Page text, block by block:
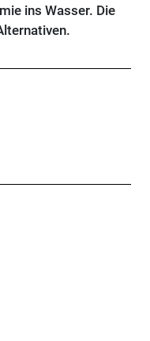
ins Wasser. Die